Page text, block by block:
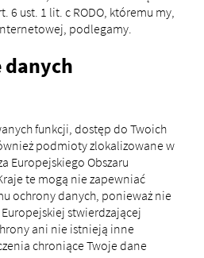
6 ust. 1 lit. c RODO, któremu my,
podlegamy.
danych
funkcji, dostęp do Twoich
podmioty zlokalizowane w
Europejskiego Obszaru
te mogą nie zapewniać
ochrony danych, ponieważ nie
stwierdzającej
ani nie istnieją inne
chroniące Twoje dane